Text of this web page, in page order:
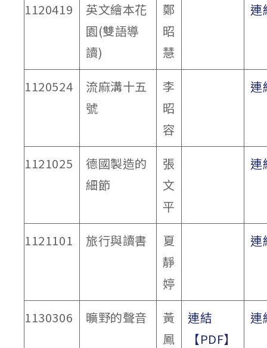
1120419
英文繪本花
園(雙語導
讀)
鄭
昭
慧
連
1120524
流麻溝十五
號
李
昭
容
連
1121025
德國製造的
細節
張
文
平
連
1121101 旅行與讀書
夏
靜
婷
連
1130306 曠野的聲音
黃
鳳
連結
【PDF】
連